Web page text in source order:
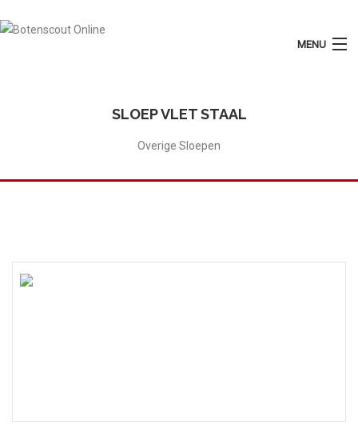
MENU
Plaats Advertentie
Contact
SLOEP VLET STAAL
Overige Sloepen